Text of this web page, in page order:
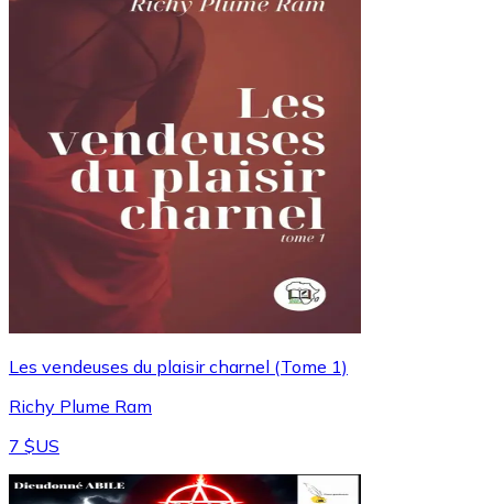
Les vendeuses du plaisir charnel (Tome 1)
Richy Plume Ram
7 $US